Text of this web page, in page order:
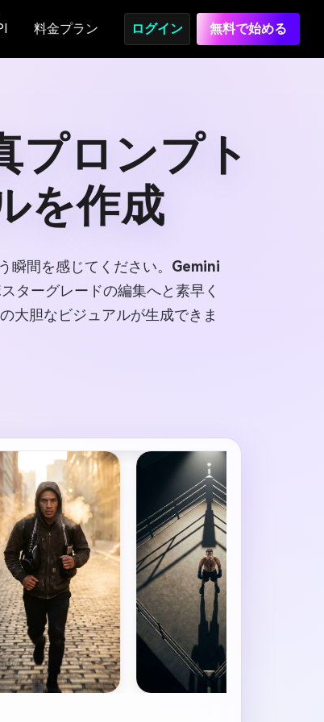
料金プラン ログイン 無料で始める
ロンプト
を作成
間を感じてください。 Gemini
ターグレードの編集へと素早く
大胆なビジュアルが生成できま